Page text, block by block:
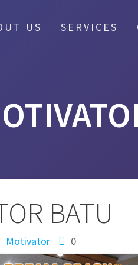
US SERVICES
BATU
Motivator 0